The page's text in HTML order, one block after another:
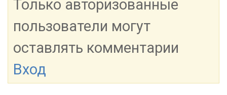
Только авторизованные
пользователи могут
оставлять комментарии
Вход